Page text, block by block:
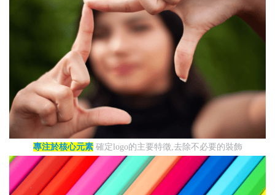
專注於核心元素確定logo的主要特徵,去除不必要的裝飾